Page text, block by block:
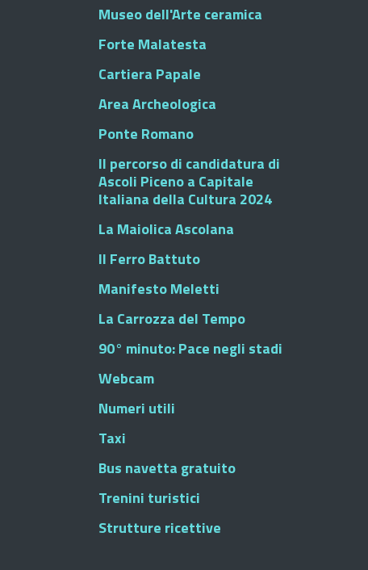
Museo dell'Arte ceramica
Forte Malatesta
Cartiera Papale
Area Archeologica
Ponte Romano
Il percorso di candidatura di
Ascoli Piceno a Capitale
Italiana della Cultura 2024
La Maiolica Ascolana
Il Ferro Battuto
Manifesto Meletti
La Carrozza del Tempo
90° minuto: Pace negli stadi
Webcam
Numeri utili
Taxi
Bus navetta gratuito
Trenini turistici
Strutture ricettive